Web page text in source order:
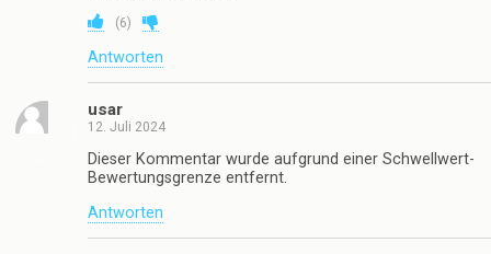
(6)
Antworten
usar
12. Juli 2024
Dieser Kommentar wurde aufgrund einer Schwellwert-
Bewertungsgrenze entfernt.
Antworten